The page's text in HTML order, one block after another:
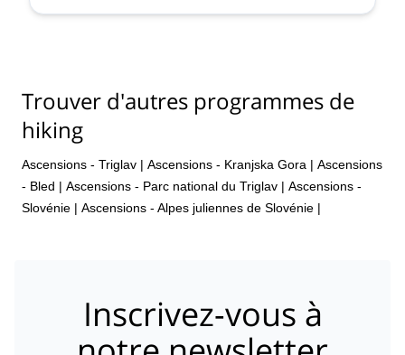
Trouver d'autres programmes de
hiking
Ascensions - Triglav | Ascensions - Kranjska Gora | Ascensions
- Bled | Ascensions - Parc national du Triglav | Ascensions -
Slovénie | Ascensions - Alpes juliennes de Slovénie |
Inscrivez-vous à